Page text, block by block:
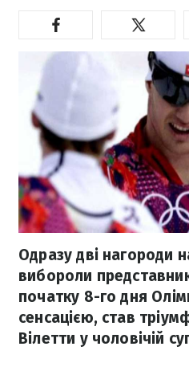
Одразу дві нагороди
вибороли
початку 8-го дня
сенсацією, став
Вілетти у чоловічій